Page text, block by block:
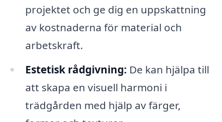
projektet och ge dig en uppskattning
av kostnaderna för material och
arbetskraft.
Estetisk rådgivning: De kan hjälpa till
att skapa en visuell harmoni i
trädgården med hjälp av färger,